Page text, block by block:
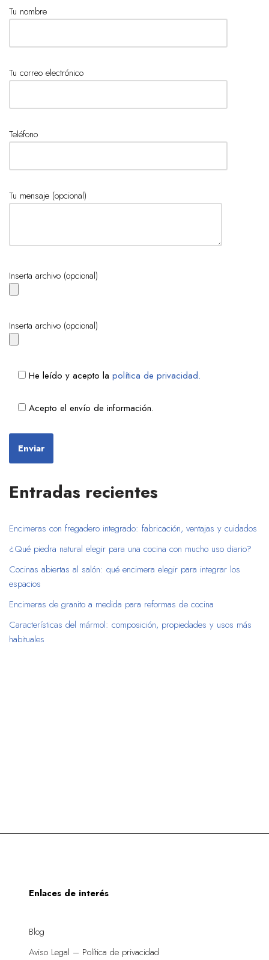
Tu nombre
Tu correo electrónico
Teléfono
Tu mensaje (opcional)
Inserta archivo (opcional)
Inserta archivo (opcional)
He leído y acepto la política de privacidad.
Acepto el envío de información.
Entradas recientes
Encimeras con fregadero integrado: fabricación, ventajas y cuidados
¿Qué piedra natural elegir para una cocina con mucho uso diario?
Cocinas abiertas al salón: qué encimera elegir para integrar los
espacios
Encimeras de granito a medida para reformas de cocina
Características del mármol: composición, propiedades y usos más
habituales
Enlaces de interés
Blog
Aviso Legal – Política de privacidad